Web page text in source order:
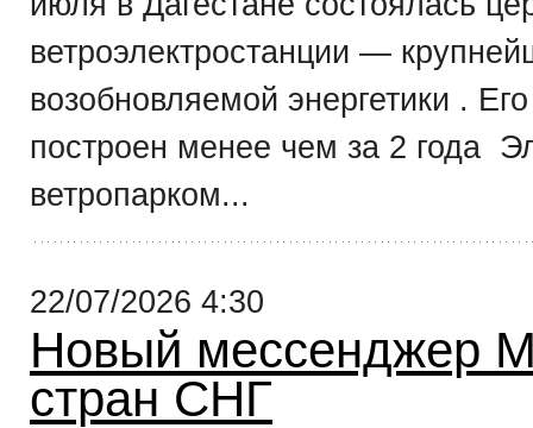
ветроэлектростанции —
возобновляемой энергетики .
построен менее чем за 2 года
ветропарком...
22/07/2026 4:30
Новый мессенджер
стран СНГ